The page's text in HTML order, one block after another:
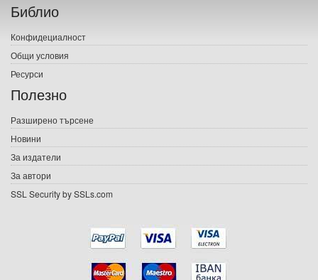
Печатни книги
Електронни книги
Е-списания
Подаръци
Ваучери
Библио
Конфидециалност
Общи условия
Ресурси
Полезно
Разширено търсене
Новини
За издатели
За автори
SSL Security by SSLs.com